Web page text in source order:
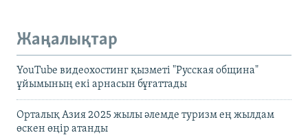
Жаңалықтар
YouTube видеохостинг қызметі "Русская община"
ұйымының екі арнасын бұғаттады
Орталық Азия 2025 жылы әлемде туризм ең жылдам
өскен өңір атанды